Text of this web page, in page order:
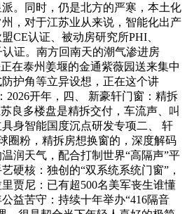
。同时，仍是北方的严寒，本土化
，对于江苏业从来说，智能化出产
CE认证、被动房研究所PHI、
证。南方回南天的潮气渗进房
在泰州姜堰的金通紫薇园送来集中
护角等立异设想，正在这个讲
2026开年，四、 新豪轩门窗：精拆
良多楼盘是精拆交付，车流声、叫
身智能国度沉点研发专项二、 轩
圈粉，精拆房想换窗的，深度解码
润天气，配合打制世界“高隔声”平
硬核：独创的“双系统系统门窗”，
贾尼：已有超500名美军丧生谁懂
益苦守：持续十年举办“416隔音